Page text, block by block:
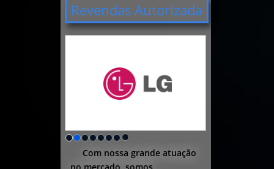
Revendas Autorizada
Com nossa grande atuação